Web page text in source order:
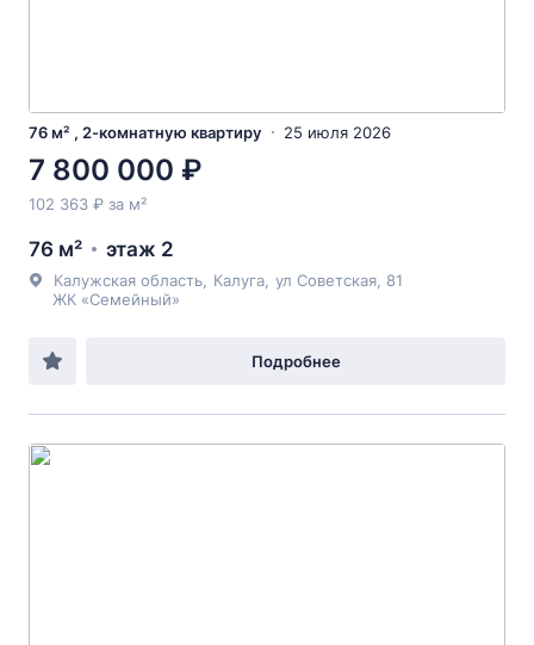
76 м² , 2-комнатную квартиру 25 июля 2026
7 800 000 ₽
102 363 ₽ за м²
76 м² этаж 2
Калужская область Калуга ул Советская , 81
ЖК «Семейный»
Подробнее